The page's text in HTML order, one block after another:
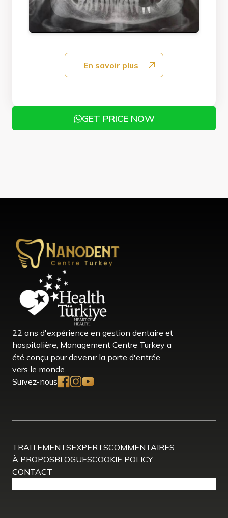
En savoir plus
GET PRICE NOW
22 ans d'expérience en gestion dentaire et
hospitalière, Management Centre Turkey a
été conçu pour devenir la porte d'entrée
vers le monde.
Suivez-nous
TRAITEMENTSEXPERTSCOMMENTAIRES
À PROPOSBLOGUESCOOKIE POLICY
CONTACT